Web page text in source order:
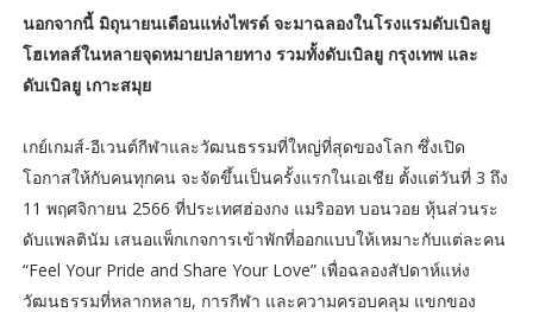
นอกจากนี้ มิถุนายนเดือนแห่งไพรด์ จะมาฉลองในโรงแรมดับเบิลยู
โฮเทลส์ในหลายจุดหมายปลายทาง รวมทั้งดับเบิลยู กรุงเทพ และ
ดับเบิลยู เกาะสมุย
เกย์เกมส์-อีเวนต์กีฬาและวัฒนธรรมที่ใหญ่ที่สุดของโลก ซึ่งเปิด
โอกาสให้กับคนทุกคน จะจัดขึ้นเป็นครั้งแรกในเอเชีย ตั้งแต่วันที่ 3 ถึง
11 พฤศจิกายน 2566 ที่ประเทศฮ่องกง แมริออท บอนวอย หุ้นส่วนระ
ดับแพลตินัม เสนอแพ็กเกจการเข้าพักที่ออกแบบให้เหมาะกับแต่ละคน
“Feel Your Pride and Share Your Love” เพื่อฉลองสัปดาห์แห่ง
วัฒนธรรมที่หลากหลาย, การกีฬา และความครอบคลุม แขกของ